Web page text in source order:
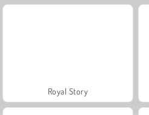
Royal Story